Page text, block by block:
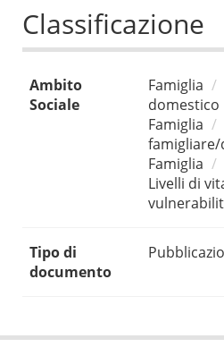
Classificazione
Ambito
Sociale
Famiglia
domestico
Famiglia
Famiglia
Livelli di
Tipo di
documento